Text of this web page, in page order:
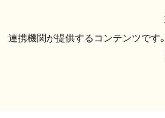
連携機関が提供するコンテンツです。